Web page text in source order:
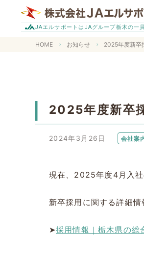
JAエルサポートは JAグループ栃木の一
HOME お知らせ 2025年度新卒
2025年度新卒
2024年3月26日 会社案
現在、2025年度4月入社
新卒採用に関する詳細
➤採用情報｜栃木県の